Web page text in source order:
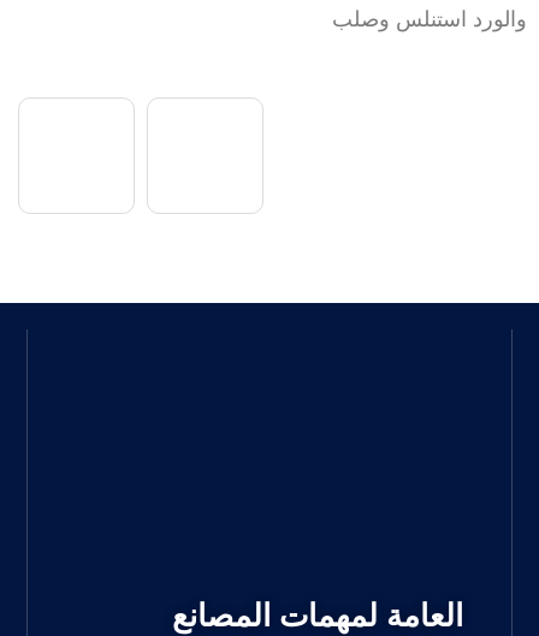
والورد استنلس وصلب
العامة لمهمات المصانع